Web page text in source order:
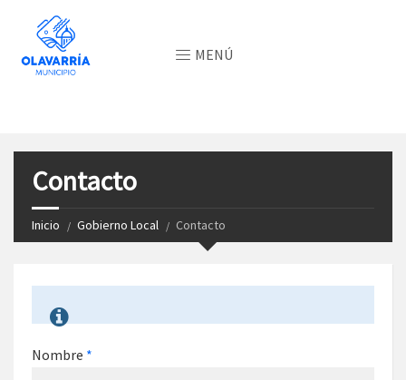
MENÚ
Contacto
Inicio Gobierno Local Contacto
Nombre *